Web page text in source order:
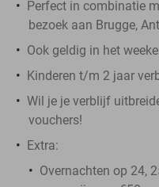
Perfect in combinatie
bezoek aan Brugge,
Ook geldig in het
Kinderen t/m 2 jaar
Wil je je verblijf
vouchers!
Extra:
Overnachten op 24,